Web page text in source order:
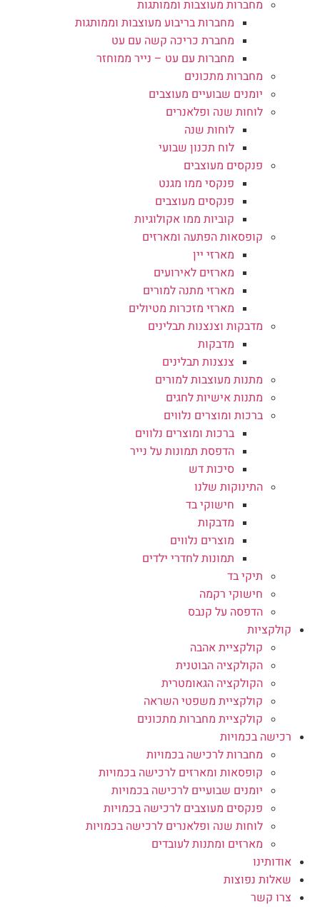
מחברות מעוצבות וממותגות
מחברות בריבוע מעוצבות וממותגות
מחברת כריכה קשה עם עט
מחברות עם עט – נייר ממוחזר
מחברות מתכונים
יומנים שבועיים מעוצבים
לוחות שנה ופלאנרים
לוחות שנה
לוח תכנון שבועי
פנקסים מעוצבים
פנקסי ממו מגנט
פנקסים מעוצבים
קוביות ממו אקולוגיות
קופסאות הפתעה ומארזים
מארזי יין
מארזים לאירועים
מארזי מתנה למורים
מארזי מזכרות מטיולים
מדבקות וצנצנות תבלינים
מדבקות
צנצנות תבלינים
מתנות מעוצבות למורים
מתנות אישיות לחגים
ברכות ומוצרים נלווים
ברכות ומוצרים נלווים
הדפסת תמונות על נייר
סיכות דש
התינוקות שלנו
חישוקי בד
מדבקות
מוצרים נלווים
תמונות לחדרי ילדים
תיקי בד
חישוקי רקמה
הדפסה על קנבס
קולקציות
קולקציית אהבה
הקולקציה הבוטנית
הקולקציה הגאומטרית
קולקציית משפטי השראה
קולקציית מחברות מתכונים
רכישה בכמויות
מחברות לרכישה בכמויות
קופסאות ומארזים לרכישה בכמויות
יומנים שבועיים לרכישה בכמויות
פנקסים מעוצבים לרכישה בכמויות
לוחות שנה ופלאנרים לרכישה בכמויות
מארזים ומתנות לעובדים
אודותינו
שאלות נפוצות
צרו קשר